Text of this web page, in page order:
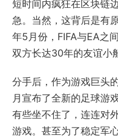
短时间内疯狂在区块链
急。当然，这背后是有
年5月份，FIFA与EA之
双方长达30年的友谊小
分手后，作为游戏巨头
月宣布了全新的足球游
有些坐不住了，连连对
游戏。甚至为了稳定军